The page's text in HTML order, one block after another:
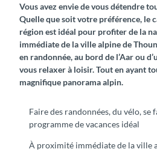
Vous avez envie de vous détendre
Quelle que soit votre préférence, le
région est idéal pour profiter de la
immédiate de la ville alpine de
en randonnée, au bord de l’Aar ou
vous relaxer à loisir. Tout en ayant
magnifique panorama alpin.
Faire des randonnées, du vélo, se
programme de vacances idéal
À proximité immédiate de la ville